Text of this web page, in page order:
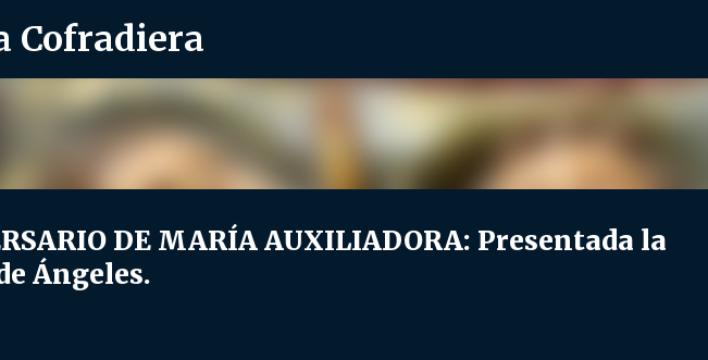
Cofradiera
DE MARÍA AUXILIADORA: Presentada la
Ángeles.